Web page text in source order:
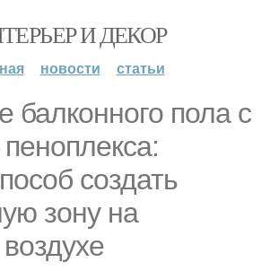
И ДЕКОР
новости статьи
балконного пола с
создать
зону на